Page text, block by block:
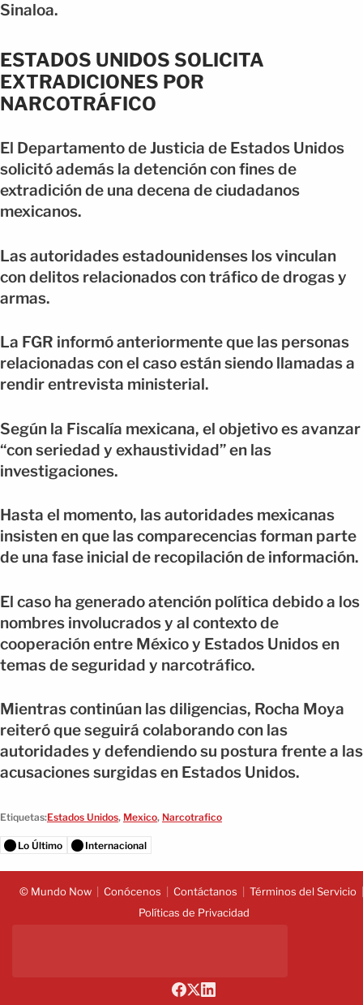
Sinaloa.
ESTADOS UNIDOS SOLICITA
EXTRADICIONES POR
NARCOTRÁFICO
El Departamento de Justicia de Estados Unidos
solicitó además la detención con fines de
extradición de una decena de ciudadanos
mexicanos.
Las autoridades estadounidenses los vinculan
con delitos relacionados con tráfico de drogas y
armas.
La FGR informó anteriormente que las personas
relacionadas con el caso están siendo llamadas a
rendir entrevista ministerial.
Según la Fiscalía mexicana, el objetivo es avanzar
“con seriedad y exhaustividad” en las
investigaciones.
Hasta el momento, las autoridades mexicanas
insisten en que las comparecencias forman parte
de una fase inicial de recopilación de información.
El caso ha generado atención política debido a los
nombres involucrados y al contexto de
cooperación entre México y Estados Unidos en
temas de seguridad y narcotráfico.
Mientras continúan las diligencias, Rocha Moya
reiteró que seguirá colaborando con las
autoridades y defendiendo su postura frente a las
acusaciones surgidas en Estados Unidos.
Etiquetas:Estados Unidos, Mexico, Narcotrafico
Lo Último Internacional
© Mundo Now Conócenos Contáctanos
Términos del Servicio
Políticas de Privacidad